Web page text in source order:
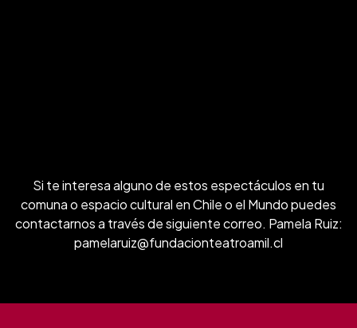
Si te interesa alguno de estos espectáculos en tu
comuna o espacio cultural en Chile o el Mundo puedes
contactarnos a través de siguiente correo. Pamela Ruiz:
pamelaruiz@fundacionteatroamil.cl